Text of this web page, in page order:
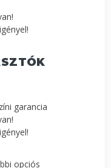
garancia
opciós